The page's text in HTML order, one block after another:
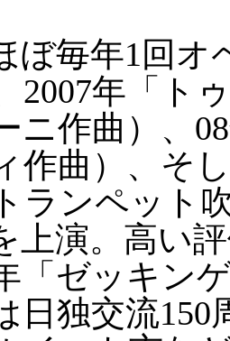
毎年1回オ
2007年「ト
ニ作曲）、
作曲）、そ
ランペット
上演。高い
「ゼッキン
日独交流